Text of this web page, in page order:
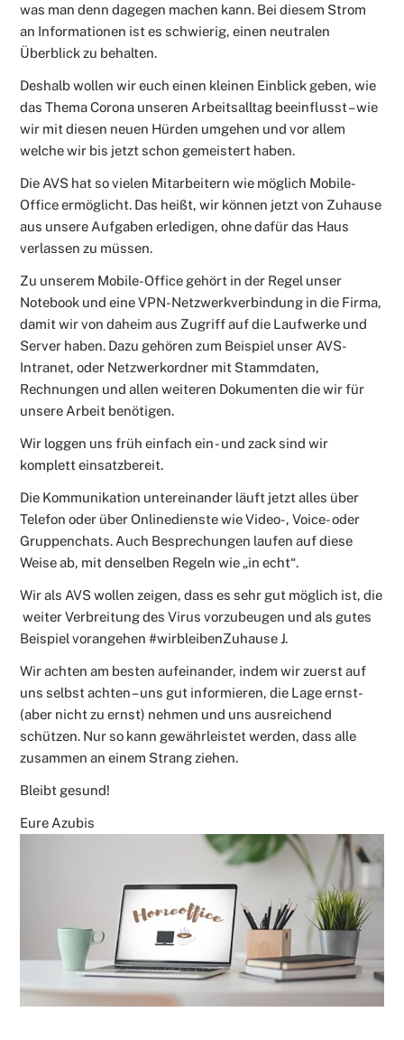
was man denn dagegen machen kann. Bei diesem Strom
an Informationen ist es schwierig, einen neutralen
Überblick zu behalten.
Deshalb wollen wir euch einen kleinen Einblick geben, wie
das Thema Corona unseren Arbeitsalltag beeinflusst – wie
wir mit diesen neuen Hürden umgehen und vor allem
welche wir bis jetzt schon gemeistert haben.
Die AVS hat so vielen Mitarbeitern wie möglich Mobile-
Office ermöglicht. Das heißt, wir können jetzt von Zuhause
aus unsere Aufgaben erledigen, ohne dafür das Haus
verlassen zu müssen.
Zu unserem Mobile-Office gehört in der Regel unser
Notebook und eine VPN-Netzwerkverbindung in die Firma,
damit wir von daheim aus Zugriff auf die Laufwerke und
Server haben. Dazu gehören zum Beispiel unser AVS-
Intranet, oder Netzwerkordner mit Stammdaten,
Rechnungen und allen weiteren Dokumenten die wir für
unsere Arbeit benötigen.
Wir loggen uns früh einfach ein - und zack sind wir
komplett einsatzbereit.
Die Kommunikation untereinander läuft jetzt alles über
Telefon oder über Onlinedienste wie Video-, Voice- oder
Gruppenchats. Auch Besprechungen laufen auf diese
Weise ab, mit denselben Regeln wie „in echt“.
Wir als AVS wollen zeigen, dass es sehr gut möglich ist, die
weiter Verbreitung des Virus vorzubeugen und als gutes
Beispiel vorangehen #wirbleibenZuhause J.
Wir achten am besten aufeinander, indem wir zuerst auf
uns selbst achten – uns gut informieren, die Lage ernst-
(aber nicht zu ernst) nehmen und uns ausreichend
schützen. Nur so kann gewährleistet werden, dass alle
zusammen an einem Strang ziehen.
Bleibt gesund!
Eure Azubis